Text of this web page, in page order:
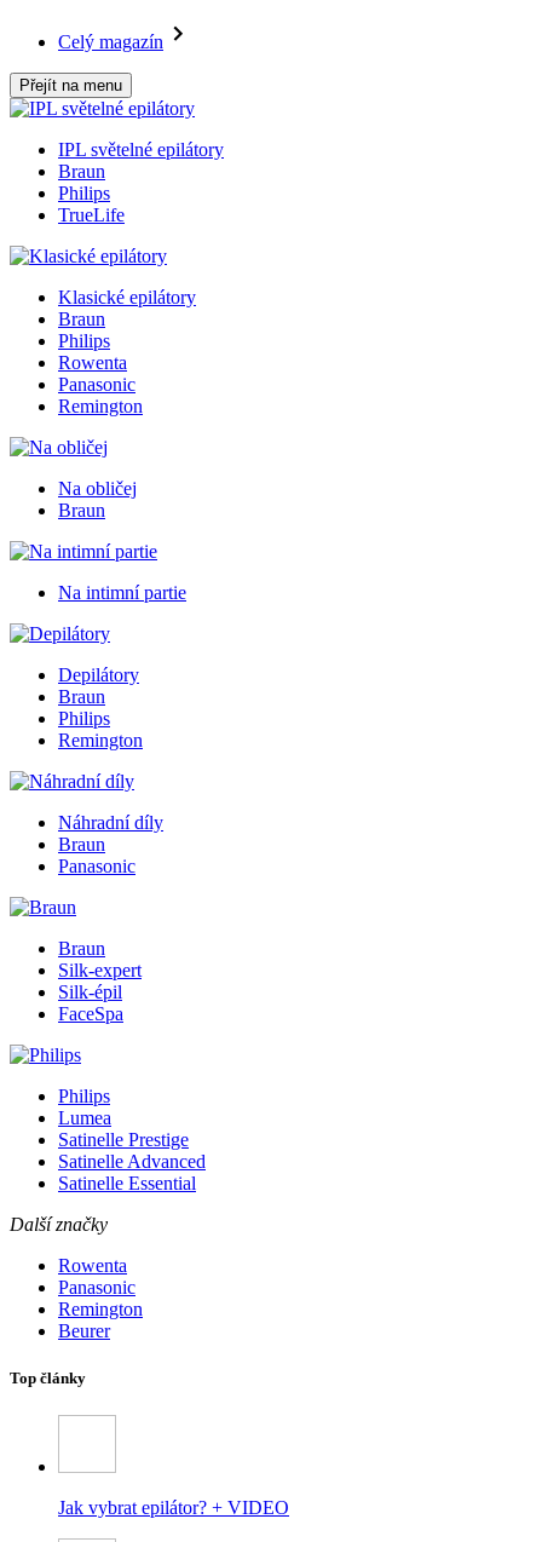
Celý magazín
Přejít na menu
IPL světelné epilátory
Braun
Philips
TrueLife
Klasické epilátory
Braun
Philips
Rowenta
Panasonic
Remington
Na obličej
Braun
Na intimní partie
Depilátory
Braun
Philips
Remington
Náhradní díly
Braun
Panasonic
Braun
Silk-expert
Silk-épil
FaceSpa
Philips
Lumea
Satinelle Prestige
Satinelle Advanced
Satinelle Essential
Další značky
Rowenta
Panasonic
Remington
Beurer
Top články
Jak vybrat epilátor? + VIDEO